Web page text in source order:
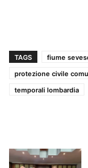
TAGS fiume
protezione civile
temporali lombardia